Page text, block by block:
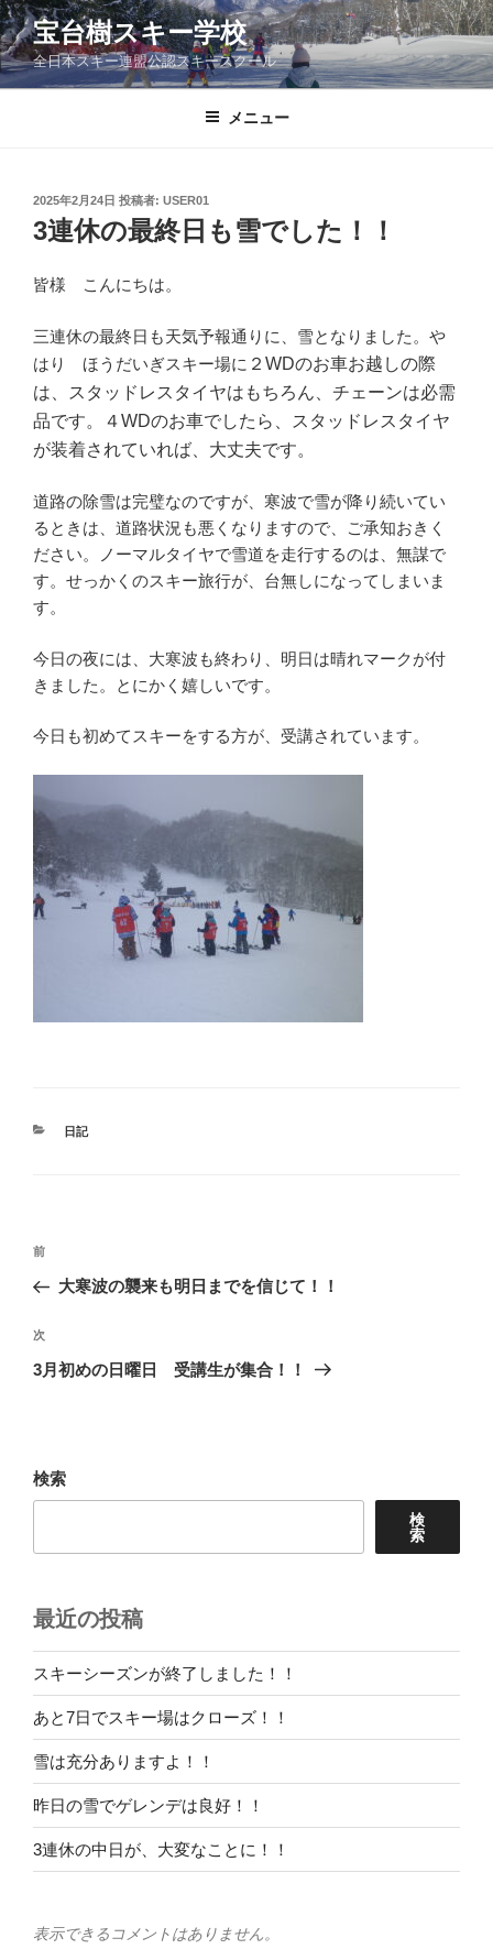
コ
ン
テ
ン
宝台樹スキー学校
全日本スキー連盟公認スキースクール
メニュー
投
稿
日:
2025年2月24日 投稿者: USER01
3連休の最終日も雪でした！！
皆様 こんにちは。
三連休の最終日も天気予報通りに、雪となりました。や
はり ほうだいぎスキー場に ２WDのお車お越しの際
は、スタッドレスタイヤはもちろん、チェーンは必需
品です。４WDのお車でしたら、スタッドレスタイヤ
が装着されていれば、大丈夫です。
道路の除雪は完璧なのですが、寒波で雪が降り続いてい
るときは、道路状況も悪くなりますので、ご承知おきく
ださい。ノーマルタイヤで雪道を走行するのは、無謀で
す。せっかくのスキー旅行が、台無しになってしまいま
す。
今日の夜には、大寒波も終わり、明日は晴れマークが付
きました。とにかく嬉しいです。
今日も初めてスキーをする方が、受講されています。
カ
日記
投
ナ
ビ
ゲ
ン
前
の
稿
前
大寒波の襲来も明日までを信じて！！
次
の
次
3月初めの日曜日 受講生が集合！！
検索
検
索
最近の投稿
スキーシーズンが終了しました！！
あと7日でスキー場はクローズ！！
雪は充分ありますよ！！
昨日の雪でゲレンデは良好！！
3連休の中日が、大変なことに！！
表示できるコメントはありません。